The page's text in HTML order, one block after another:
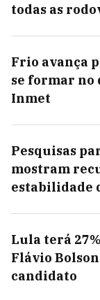
todas as
Frio avança
se formar no
Inmet
Pesquisas
mostram
estabilidade
Lula terá
Flávio
candidato